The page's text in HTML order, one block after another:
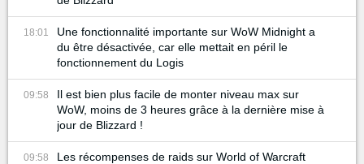
18:01
Une fonctionnalité importante sur WoW Midnight a
du être désactivée, car elle mettait en péril le
fonctionnement du Logis
09:58
Il est bien plus facile de monter niveau max sur
WoW, moins de 3 heures grâce à la dernière mise à
jour de Blizzard !
09:58
Les récompenses de raids sur World of Warcraft